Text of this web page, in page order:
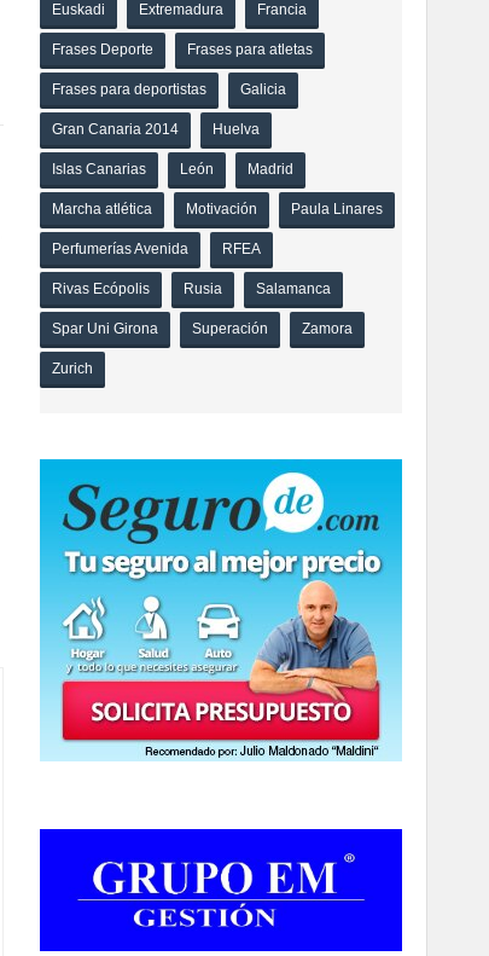
Euskadi Extremadura Francia
Frases Deporte Frases para atletas
Frases para deportistas Galicia
Gran Canaria 2014 Huelva
Islas Canarias León Madrid
Marcha atlética Motivación Paula Linares
Perfumerías Avenida RFEA
Rivas Ecópolis Rusia Salamanca
Spar Uni Girona Superación Zamora
Zurich